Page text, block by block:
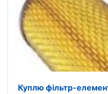
Куплю фільтр-